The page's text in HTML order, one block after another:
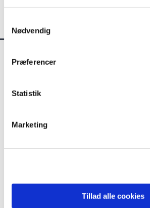
Nødvendig
Præferencer
Statistik
Marketing
Tillad alle cookies
Kommende begivenheder